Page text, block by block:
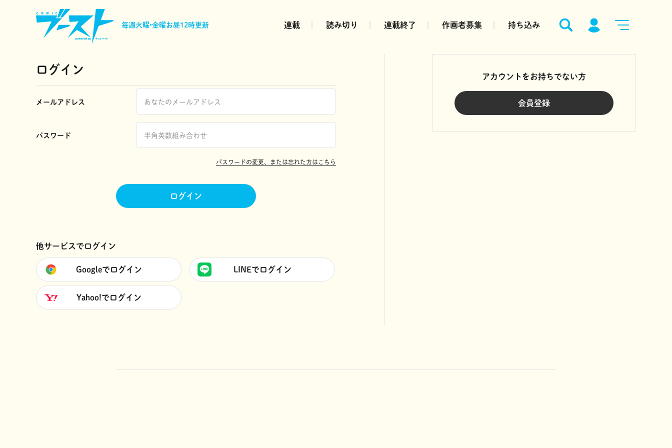
毎週火曜•金曜お昼12時更新 連載 読み切り 連載終了 作画者募集 持ち込み
ログイン
メールアドレス
パスワード
パスワードの変更、または忘れた方はこちら
ログイン
他サービスでログイン
Googleでログイン LINEでログイン
Yahoo!でログイン
アカウントをお持ちでない方
会員登録